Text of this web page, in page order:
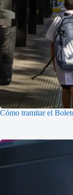
Cómo tramitar el